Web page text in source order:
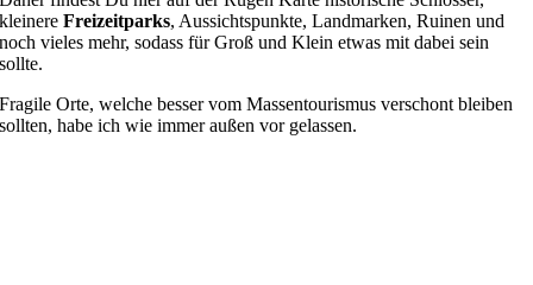
kleinereFreizeitparks, Aussichtspunkte, Landmarken, Ruinen und
noch vieles mehr, sodass für Groß und Klein etwas mit dabei sein
sollte.
Fragile Orte, welche besser vom Massentourismus verschont bleiben
sollten, habe ich wie immer außen vor gelassen.